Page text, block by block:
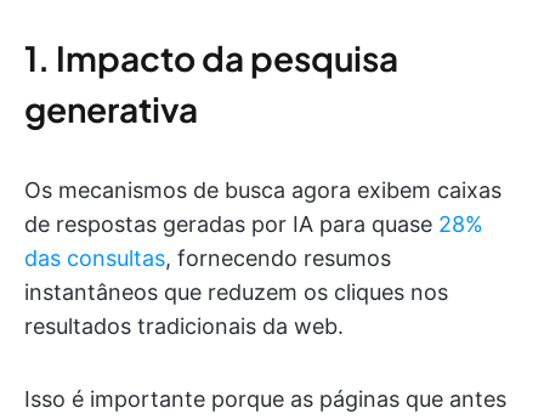
1. Impacto da pesquisa
generativa
Os mecanismos de busca agora exibem caixas
de respostas geradas por IA para quase 28%
das consultas, fornecendo resumos
instantâneos que reduzem os cliques nos
resultados tradicionais da web.
Isso é importante porque as páginas que antes